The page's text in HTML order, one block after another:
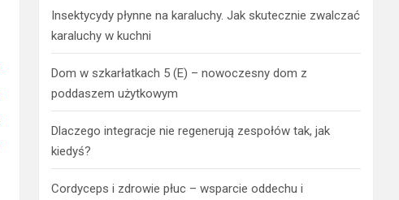
Insektycydy płynne na karaluchy. Jak skutecznie zwalczać
karaluchy w kuchni
Dom w szkarłatkach 5 (E) – nowoczesny dom z
poddaszem użytkowym
Dlaczego integracje nie regenerują zespołów tak, jak
kiedyś?
Cordyceps i zdrowie płuc – wsparcie oddechu i